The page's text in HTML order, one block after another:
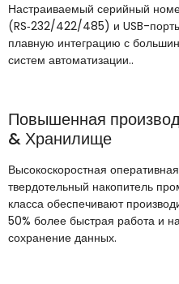
Настраиваемый серийный
(RS‑232/422/485) и USB-
плавную интеграцию с
систем автоматизации..
Повышенная
& Хранилище
Высокоскоростная
твердотельный накопитель
класса обеспечивают
50% более быстрая работа и
сохранение данных.